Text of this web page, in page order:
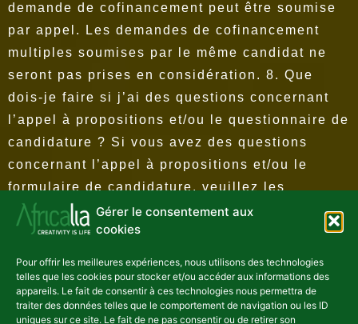
Gérer le consentement aux
cookies
Pour offrir les meilleures expériences, nous utilisons des technologies
telles que les cookies pour stocker et/ou accéder aux informations des
appareils. Le fait de consentir à ces technologies nous permettra de
traiter des données telles que le comportement de navigation ou les ID
uniques sur ce site. Le fait de ne pas consentir ou de retirer son
demande de cofinancement peut être soumise
par appel. Les demandes de cofinancement
multiples soumises par le même candidat ne
seront pas prises en considération. 8. Que
dois-je faire si j’ai des questions concernant
l’appel à propositions et/ou le questionnaire de
candidature ? Si vous avez des questions
concernant l’appel à propositions et/ou le
formulaire de candidature, veuillez les
adresser uniquement par email à
inge.pauwels@africalia.be
jour.9. Quand pourrai-je avoir les résultats du
processus d’évaluation de ma candidature ?